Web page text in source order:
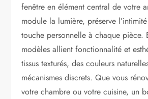
fenêtre en élément central de votre
module la lumière, préserve
touche personnelle à chaque pièce.
modèles allient fonctionnalité et
tissus texturés, des couleurs
mécanismes discrets. Que vous
votre chambre ou votre cuisine, un